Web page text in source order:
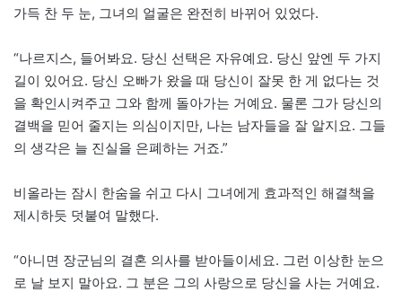
가득 찬 두 눈, 그녀의 얼굴은 완전히 바뀌어 있었다.
“나르지스, 들어봐요. 당신 선택은 자유예요. 당신 앞엔 두 가지
길이 있어요. 당신 오빠가 왔을 때 당신이 잘못 한 게 없다는 것
을 확인시켜주고 그와 함께 돌아가는 거예요. 물론 그가 당신의
결백을 믿어 줄지는 의심이지만, 나는 남자들을 잘 알지요. 그들
의 생각은 늘 진실을 은폐하는 거죠.”
비올라는 잠시 한숨을 쉬고 다시 그녀에게 효과적인 해결책을
제시하듯 덧붙여 말했다.
“아니면 장군님의 결혼 의사를 받아들이세요. 그런 이상한 눈으
로 날 보지 말아요. 그 분은 그의 사랑으로 당신을 사는 거예요.